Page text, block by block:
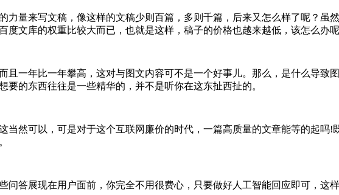
量来写文稿，像这样的文稿少则百篇，多则千篇，后来又怎么样了呢？虽
文库的权重比较大而已，也就是这样，稿子的价格也越来越低，该怎么办呢
一年比一年攀高，这对与图文内容可不是一个好事儿。那么，是什么导致
的东西往往是一些精华的，并不是听你在这东扯西扯的。
然可以，可是对于这个互联网廉价的时代，一篇高质量的文章能等的起吗!
答展现在用户面前，你完全不用很费心，只要做好人工智能回应即可，这